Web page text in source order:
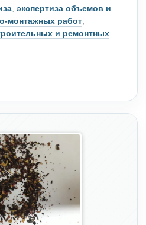
, экспертиза объемов и
монтажных работ,
и ремонтных